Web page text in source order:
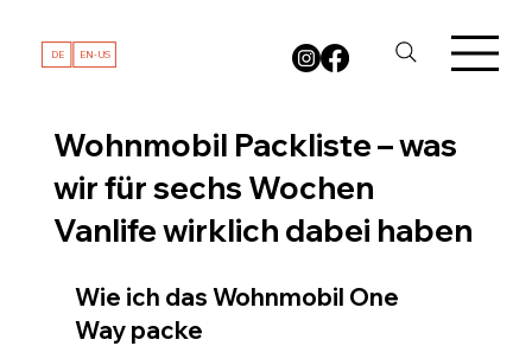
DE EN-US
Wohnmobil Packliste – was
wir für sechs Wochen
Vanlife wirklich dabei haben
Wie ich das Wohnmobil One
Way packe